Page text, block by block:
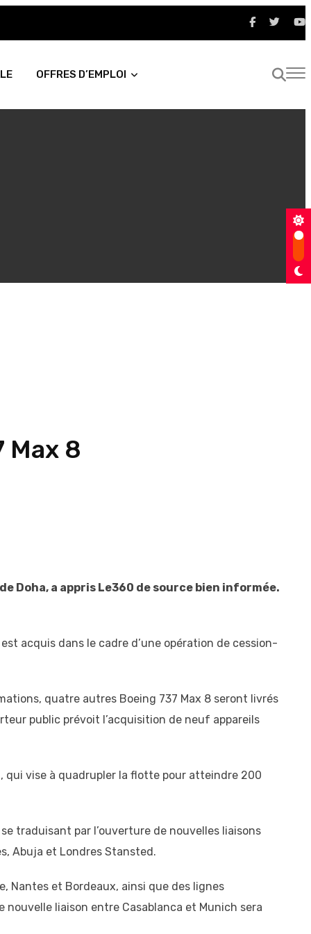
OFFRES D’EMPLOI
Max 8
Doha, a appris Le360 de source bien informée.
acquis dans le cadre d’une opération de cession-
quatre autres Boeing 737 Max 8 seront livrés
public prévoit l’acquisition de neuf appareils
qui vise à quadrupler la flotte pour atteindre 200
traduisant par l’ouverture de nouvelles liaisons
Abuja et Londres Stansted.
Nantes et Bordeaux, ainsi que des lignes
nouvelle liaison entre Casablanca et Munich sera